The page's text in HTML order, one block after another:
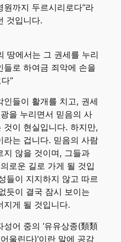
까지 두르시리로다”라
것입니다.
땅에서는 그 권세를 누리
들로 하여금 죄악에 손을
”
인들이 활개를 치고, 권세
을 누리면서 믿음의 사
것이 현실입니다. 하지만,
라는 겁니다. 믿음의 사람
지 않을 것이며, 그들과
로운 길로 가게 될 것입
들이 지지하지 않고 따르
듯이 결국 잠시 보이는
지게 될 것입니다.
어 중의 ‘유유상종(類類
울린다)’이란 말에 공감